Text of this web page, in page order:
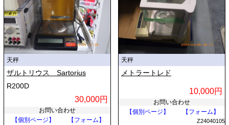
天秤
ザルトリウス Sartorius
R200D
30,000円
お問い合わせ
【個別ページ】
【フォーム】
天秤
メトラートレド
10,000円
お問い合わせ
【個別ページ】
【フォーム】
Z24040105